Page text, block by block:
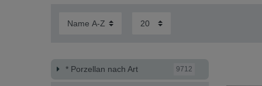
* Porzellan nach Art 9712